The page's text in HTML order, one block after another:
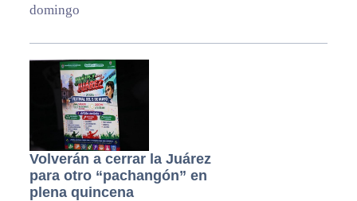
domingo
Volverán a cerrar la Juárez
para otro “pachangón” en
plena quincena